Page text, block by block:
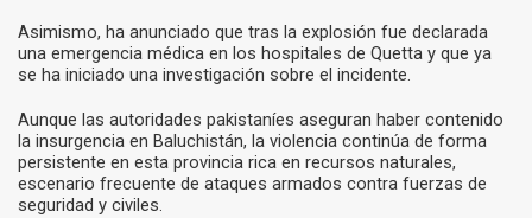
Asimismo, ha anunciado que tras la explosión fue declarada
una emergencia médica en los hospitales de Quetta y que ya
se ha iniciado una investigación sobre el incidente.
Aunque las autoridades pakistaníes aseguran haber contenido
la insurgencia en Baluchistán, la violencia continúa de forma
persistente en esta provincia rica en recursos naturales,
escenario frecuente de ataques armados contra fuerzas de
seguridad y civiles.